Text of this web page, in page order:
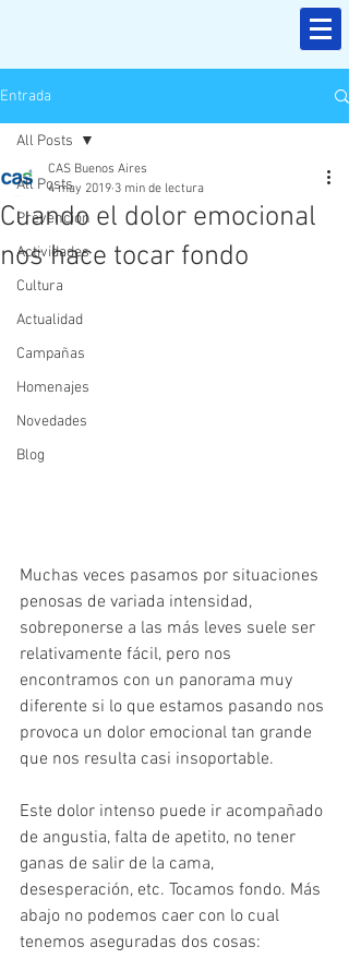
Entrada
All Posts
Prevención
Actividades
Cultura
Actualidad
Campañas
Homenajes
Novedades
Blog
All Posts
Cuando el dolor emocional
nos hace tocar fondo
CAS Buenos Aires
4 may 2019 3 min de lectura
Muchas veces pasamos por situaciones
penosas de variada intensidad,
sobreponerse a las más leves suele ser
relativamente fácil, pero nos
encontramos con un panorama muy
diferente si lo que estamos pasando nos
provoca un dolor emocional tan grande
que nos resulta casi insoportable.
Este dolor intenso puede ir acompañado
de angustia, falta de apetito, no tener
ganas de salir de la cama,
desesperación, etc. Tocamos fondo. Más
abajo no podemos caer con lo cual
tenemos aseguradas dos cosas: